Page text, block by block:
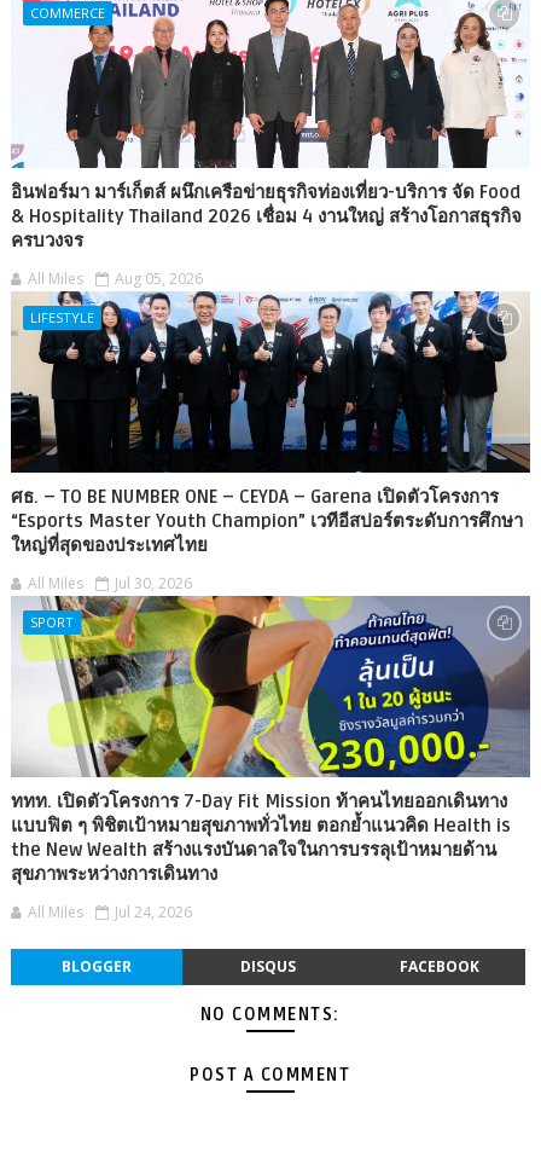
COMMERCE
อินฟอร์มา มาร์เก็ตส์ ผนึกเครือข่ายธุรกิจท่องเที่ยว-บริการ จัด Food
& Hospitality Thailand 2026 เชื่อม 4 งานใหญ่ สร้างโอกาสธุรกิจ
ครบวงจร
All Miles Aug 05, 2026
LIFESTYLE
ศธ. – TO BE NUMBER ONE – CEYDA – Garena เปิดตัวโครงการ
“Esports Master Youth Champion” เวทีอีสปอร์ตระดับการศึกษา
ใหญ่ที่สุดของประเทศไทย
All Miles Jul 30, 2026
SPORT
ททท. เปิดตัวโครงการ 7-Day Fit Mission ท้าคนไทยออกเดินทาง
แบบฟิต ๆ พิชิตเป้าหมายสุขภาพทั่วไทย ตอกย้ำแนวคิด Health is
the New Wealth สร้างแรงบันดาลใจในการบรรลุเป้าหมายด้าน
สุขภาพระหว่างการเดินทาง
All Miles Jul 24, 2026
BLOGGER DISQUS FACEBOOK
NO COMMENTS:
POST A COMMENT